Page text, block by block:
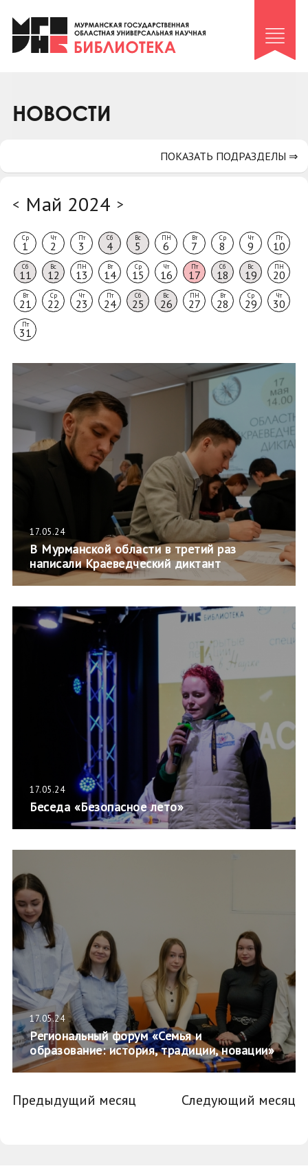
Клуб «Гиря и сельдерей»
Клуб «Семейный архив»
Коллегам
НОВОСТИ
< Май 2024 >
Ср
1
Чт
2
Пт
3
Сб
4
Вс
5
ПН
6
Вт
7
Ср
8
Чт
9
Пт
10
Сб
11
Вс
12
ПН
13
Вт
14
Ср
15
Чт
16
Пт
17
Сб
18
Вс
19
ПН
20
Вт
21
Ср
22
Чт
23
Пт
24
Сб
25
Вс
26
ПН
27
Вт
28
Ср
29
Чт
30
Пт
31
17.05.24
В Мурманской области в третий раз
написали Краеведческий диктант
17.05.24
Беседа «Безопасное лето»
17.05.24
Региональный форум «Семья и
образование: история, традиции, новации»
Предыдущий месяц Следующий месяц
ПОКАЗАТЬ ПОДРАЗДЕЛЫ ⇒